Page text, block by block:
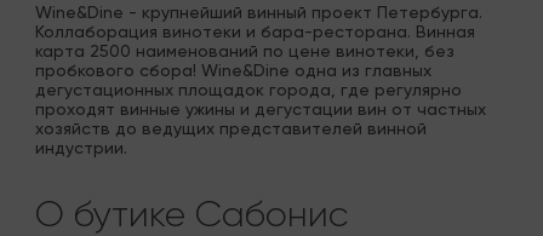
Wine&Dine - крупнейший винный проект Петербурга.
Коллаборация винотеки и бара-ресторана. Винная
карта 2500 наименований по цене винотеки, без
пробкового сбора! Wine&Dine одна из главных
дегустационных площадок города, где регулярно
проходят винные ужины и дегустации вин от частных
хозяйств до ведущих представителей винной
индустрии.
О бутике Сабонис